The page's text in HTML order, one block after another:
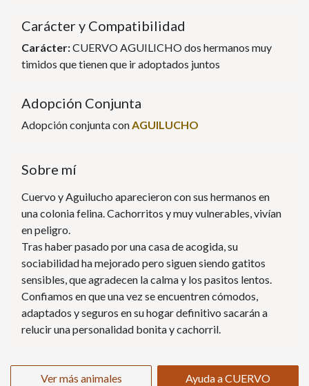
Carácter y Compatibilidad
Carácter:CUERVO AGUILICHO dos hermanos muy
timidos que tienen que ir adoptados juntos
Adopción Conjunta
Adopción conjunta conAGUILUCHO
Sobre mí
Cuervo y Aguilucho aparecieron con sus hermanos en
una colonia felina. Cachorritos y muy vulnerables, vivían
en peligro.
Tras haber pasado por una casa de acogida, su
sociabilidad ha mejorado pero siguen siendo gatitos
sensibles, que agradecen la calma y los pasitos lentos.
Confiamos en que una vez se encuentren cómodos,
adaptados y seguros en su hogar definitivo sacarán a
relucir una personalidad bonita y cachorril.
Ver más animales Ayuda a CUERVO